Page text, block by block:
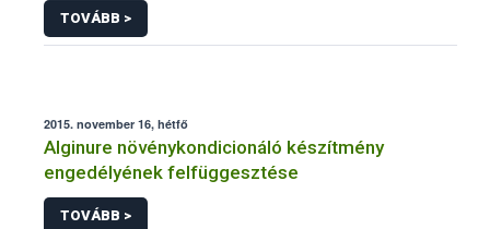
TOVÁBB >
2015. november 16, hétfő
Alginure növénykondicionáló készítmény
engedélyének felfüggesztése
TOVÁBB >